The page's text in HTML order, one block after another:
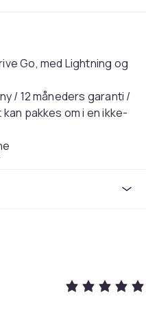
Go, med Lightning og
/ 12 måneders garanti /
pakkes om i en ikke-
iPhone?1 iXpand™
ved blot at tilslutte
USB 3.0-stikket til
på tværs af
private.3 Og den